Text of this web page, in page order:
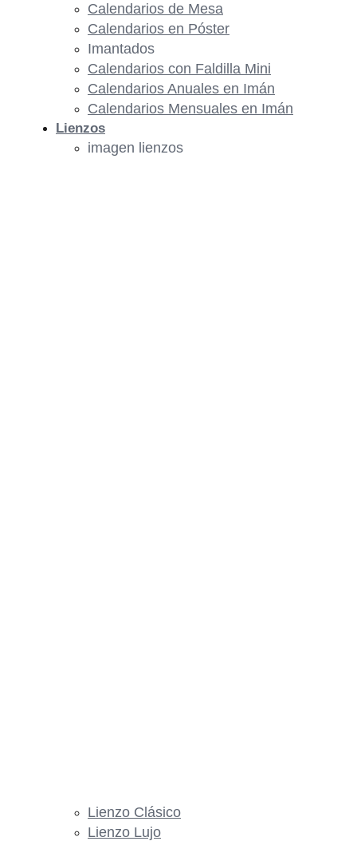
Calendarios de Mesa
Calendarios en Póster
Imantados
Calendarios con Faldilla Mini
Calendarios Anuales en Imán
Calendarios Mensuales en Imán
Lienzos
imagen lienzos
Lienzo Clásico
Lienzo Lujo